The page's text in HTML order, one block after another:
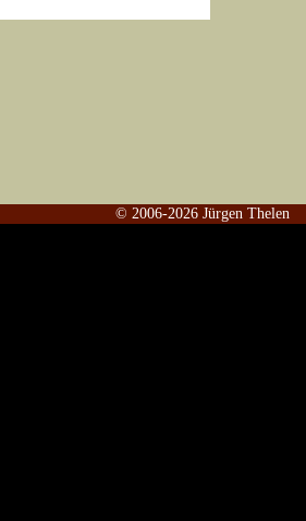
© 2006-2026 Jürgen Thelen